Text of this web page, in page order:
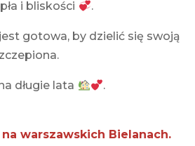
i bliskości .
gotowa, by dzielić się swoją
długie lata .
warszawskich Bielanach.